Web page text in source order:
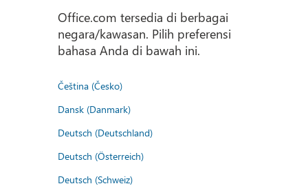
Office.com tersedia di berbagai
negara/kawasan. Pilih preferensi
bahasa Anda di bawah ini.
Čeština (Česko)
Dansk (Danmark)
Deutsch (Deutschland)
Deutsch (Österreich)
Deutsch (Schweiz)